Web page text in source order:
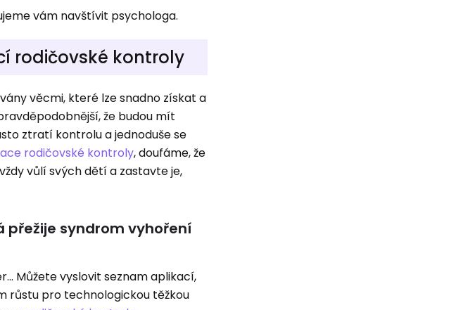
vám navštívit psychologa.
rodičovské kontroly
věcmi, které lze snadno získat a
že budou mít
ztratí kontrolu a jednoduše se
rodičovské kontroly, doufáme, že
vůlí svých dětí a zastavte je,
přežije syndrom vyhoření
Můžete vyslovit seznam aplikací,
růstu pro technologickou těžkou